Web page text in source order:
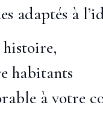
adaptés à
habitants
à votre